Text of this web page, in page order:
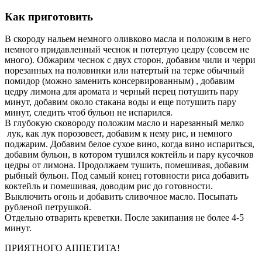
Как приготовить
В скороду нальем немного оливково масла и положим в него
немного придавленный чеснок и потертую цедру (совсем не
много). Обжарим чеснок с двух сторон, добавим чили и черри
порезанных на половинки или натертый на терке обычный
помидор (можно заменить консервированным) , добавим
цедру лимона для аромата и черный перец потушить пару
минут, добавим около стакана воды и еще потушить пару
минут, следить чтоб бульон не испарился.
В глубокую сковороду положим масло и нарезанный мелко
лук, как лук порозовеет, добавим к нему рис, и немного
поджарим. Добавим белое сухое вино, когда вино испариться,
добавим бульон, в котором тушился коктейль и пару кусочков
цедры от лимона. Продолжаем тушить, помешивая, добавим
рыбный бульон. Под самый конец готовности риса добавить
коктейль и помешивая, доводим рис до готовности.
Выключить огонь и добавить сливочное масло. Посыпать
рубленой петрушкой.
Отдельно отварить креветки. После закипания не более 4-5
минут.
ПРИЯТНОГО АППЕТИТА!